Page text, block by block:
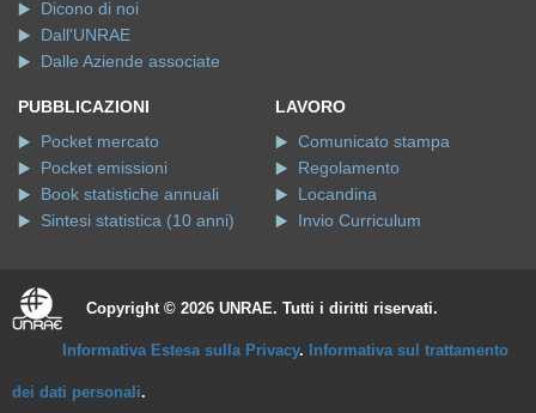
Dicono di noi
Dall'UNRAE
Dalle Aziende associate
PUBBLICAZIONI
Pocket mercato
Pocket emissioni
Book statistiche annuali
Sintesi statistica (10 anni)
LAVORO
Comunicato stampa
Regolamento
Locandina
Invio Curriculum
Copyright © 2026 UNRAE. Tutti i diritti riservati.
Informativa Estesa sulla Privacy. Informativa sul trattamento
dei dati personali.